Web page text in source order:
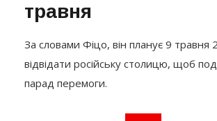
травня
За словами Фіцо, він планує 9 травня
відвідати російську столицю, щоб
парад перемоги.